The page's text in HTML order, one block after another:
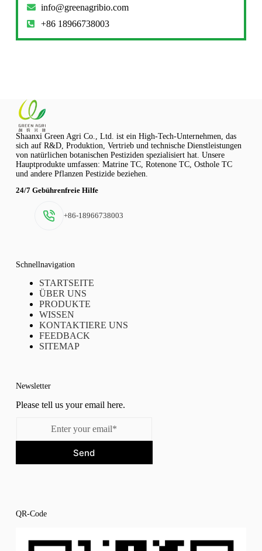
info@greenagribio.com
+86 18966738003
Shaanxi Green Agri Co., Ltd. ist ein High-Tech-Unternehmen, das
sich auf R&D, Produktion, Vertrieb und technische Dienstleistungen
von natürlichen botanischen Pestiziden spezialisiert hat. Unsere
Hauptprodukte umfassen: Matrine TC, Rotenone TC, Osthole TC
und andere Pflanzen Pestizide beziehen.
24/7 Gebührenfreie Hilfe
+86-18966738003
Schnellnavigation
STARTSEITE
ÜBER UNS
PRODUKTE
WISSEN
KONTAKTIERE UNS
FEEDBACK
SITEMAP
Newsletter
Please tell us your email here.
Send
QR-Code